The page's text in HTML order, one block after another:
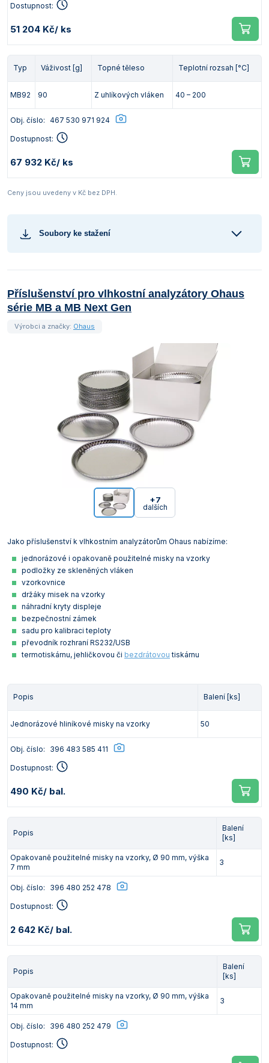
Dostupnost:
51 204 Kč/ ks
Typ Váživost [g] Topné těleso Teplotní rozsah [°C]
MB92 90 Z uhlíkových vláken 40 – 200
Obj. číslo: 467 530 971 924
Dostupnost:
67 932 Kč/ ks
Ceny jsou uvedeny v Kč bez DPH.
Soubory ke stažení
Příslušenství pro vlhkostní analyzátory Ohaus
série MB a MB Next Gen
+7
dalších
Výrobci a značky: Ohaus
Jako příslušenství k vlhkostním analyzátorům Ohaus nabízíme:
jednorázové i opakovaně použitelné misky na vzorky
podložky ze skleněných vláken
vzorkovnice
držáky misek na vzorky
náhradní kryty displeje
bezpečnostní zámek
sadu pro kalibraci teploty
převodník rozhraní RS232/USB
termotiskárnu, jehličkovou či bezdrátovou tiskárnu
Popis Balení [ks]
Jednorázové hliníkové misky na vzorky 50
Obj. číslo: 396 483 585 411
Dostupnost:
490 Kč/ bal.
Popis
Balení
[ks]
Opakovaně použitelné misky na vzorky, Ø 90 mm, výška
7 mm
3
Obj. číslo: 396 480 252 478
Dostupnost:
2 642 Kč/ bal.
Popis
Balení
[ks]
Opakovaně použitelné misky na vzorky, Ø 90 mm, výška
14 mm
3
Obj. číslo: 396 480 252 479
Dostupnost: